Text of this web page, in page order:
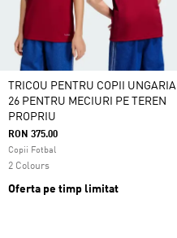
TRICOU PENTRU COPII UNGARIA
26 PENTRU MECIURI PE TEREN
PROPRIU
RON 375.00
Copii Fotbal
2 Colours
Oferta pe timp limitat